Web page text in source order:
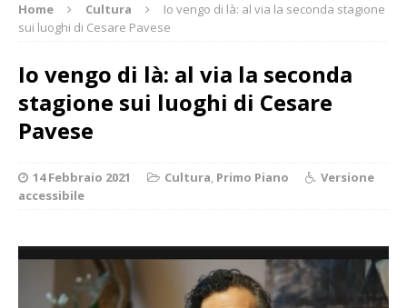
Home Cultura
Io vengo di là: al via la seconda stagione
sui luoghi di Cesare Pavese
Io vengo di là: al via la seconda
stagione sui luoghi di Cesare
Pavese
14 Febbraio 2021 Cultura, Primo Piano
Versione
accessibile